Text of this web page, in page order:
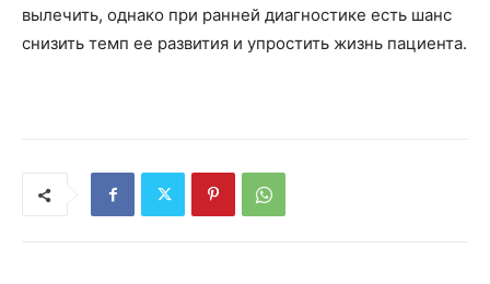
вылечить, однако при ранней диагностике есть шанс
снизить темп ее развития и упростить жизнь пациента.